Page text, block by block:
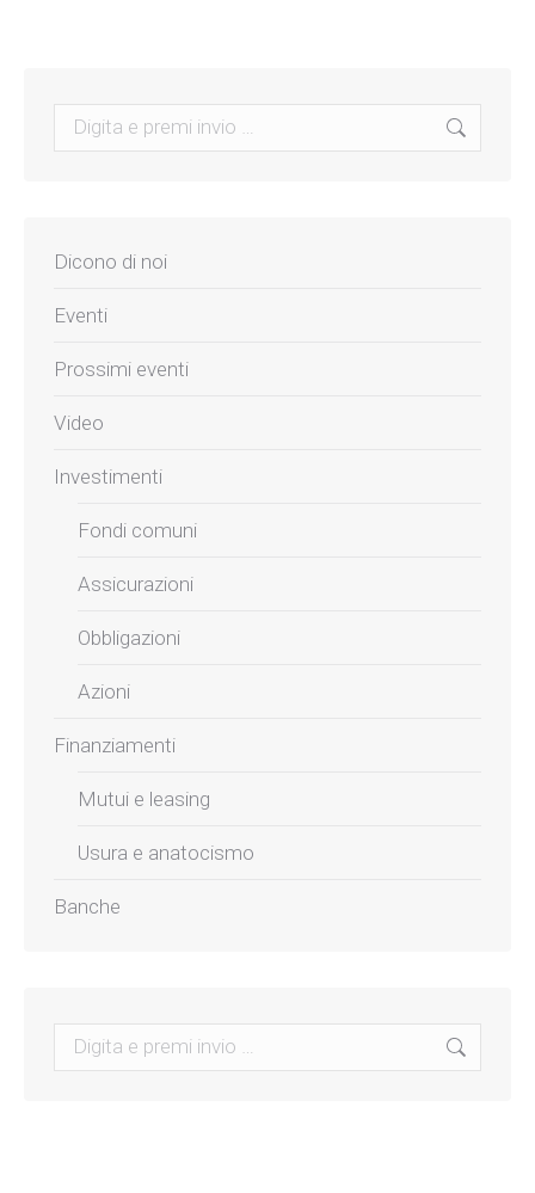
Search:
Dicono di noi
Eventi
Prossimi eventi
Video
Investimenti
Fondi comuni
Assicurazioni
Obbligazioni
Azioni
Finanziamenti
Mutui e leasing
Usura e anatocismo
Banche
Search: